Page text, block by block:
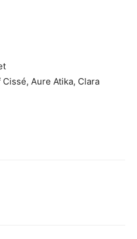
Aure Atika, Clara